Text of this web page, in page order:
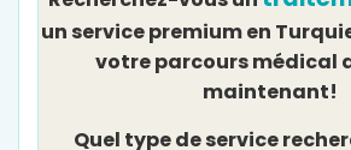
un service premium en
votre parcours médical
maintenant!
Quel type de service